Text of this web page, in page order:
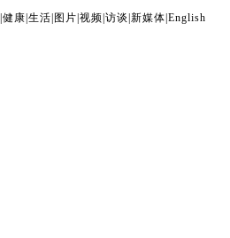
健康 生活 图片 视频 访谈 新媒体 English